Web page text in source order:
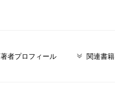
著者プロフィール 関連書籍